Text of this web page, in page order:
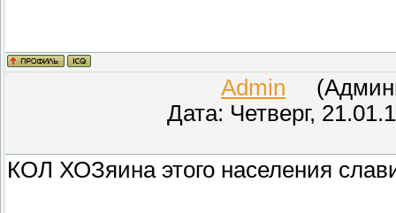
Admin
Дата: Четверг,
КОЛ ХОЗяина этого населения